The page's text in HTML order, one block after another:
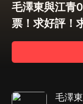
毛澤東與江青
票！求好評！